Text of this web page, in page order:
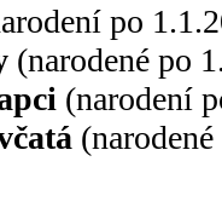
po
(narodené po
(narodení